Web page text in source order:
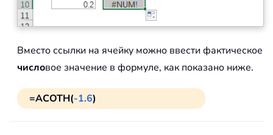
Вместо ссылки на ячейку можно ввести фактическое
числовое значение в формуле, как показано ниже.
=ACOTH(-1.6)